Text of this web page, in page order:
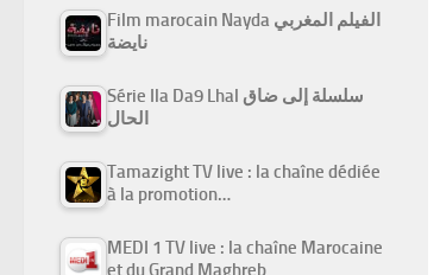
Film marocain Nayda الفيلم المغربي
نايضة
Série Ila Da9 Lhal سلسلة إلى ضاق
الحال
Tamazight TV live : la chaîne dédiée
à la promotion…
MEDI 1 TV live : la chaîne Marocaine
et du Grand Maghreb